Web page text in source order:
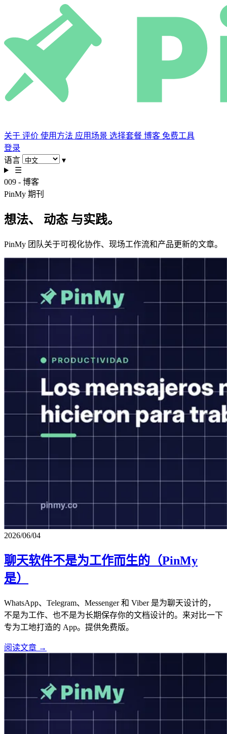
关于 评价 使用方法 应用场景 选择套餐 博客 免费工具
登录
语言
▾
☰
009 - 博客
PinMy 期刊
想法、 动态 与实践。
PinMy 团队关于可视化协作、现场工作流和产品更新的文章。
2026/06/04
聊天软件不是为工作而生的（PinMy
是）
WhatsApp、Telegram、Messenger 和 Viber 是为聊天设计的，
不是为工作、也不是为长期保存你的文档设计的。来对比一下
专为工地打造的 App。提供免费版。
阅读文章 →